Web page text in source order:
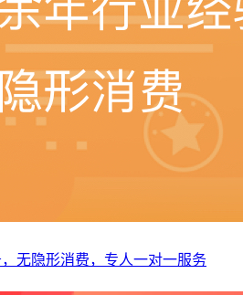
无隐形消费，专人一对一服务